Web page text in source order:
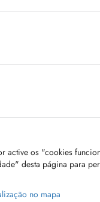
active os "cookies
desta página para
no mapa